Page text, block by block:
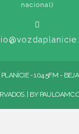
nacional)
- 104.5FM - BEJA
| BY